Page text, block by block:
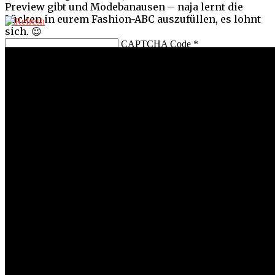
Preview gibt und Modebanausen – naja lernt die
Lücken in eurem Fashion-ABC auszufüllen, es lohnt
sich. 😉
CAPTCHA Code *